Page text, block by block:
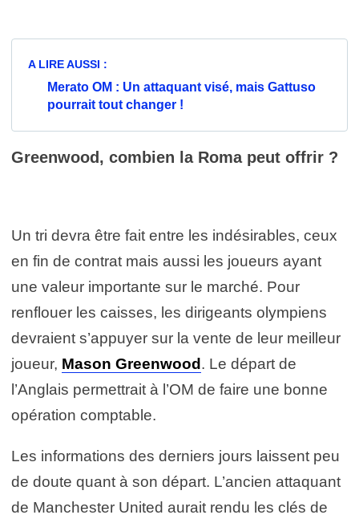
A LIRE AUSSI :
Merato OM : Un attaquant visé, mais Gattuso
pourrait tout changer !
Greenwood, combien la Roma peut offrir ?
Un tri devra être fait entre les indésirables, ceux
en fin de contrat mais aussi les joueurs ayant
une valeur importante sur le marché. Pour
renflouer les caisses, les dirigeants olympiens
devraient s’appuyer sur la vente de leur meilleur
joueur, Mason Greenwood . Le départ de
l’Anglais permettrait à l’OM de faire une bonne
opération comptable.
Les informations des derniers jours laissent peu
de doute quant à son départ. L’ancien attaquant
de Manchester United aurait rendu les clés de